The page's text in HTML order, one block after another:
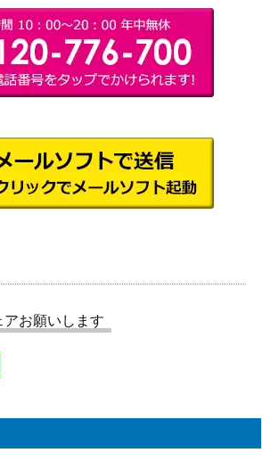
ンズ D
ー・キ
ング 未
＆Drag
ト)
ホビージャパン
ホビージャパン
DI
SPI
ホビージャパン
ンズ D
第4
アお願いします